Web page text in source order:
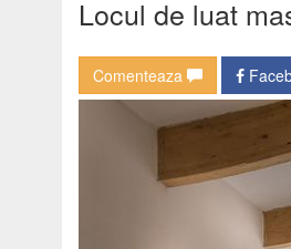
Locul de luat
Comenteaza